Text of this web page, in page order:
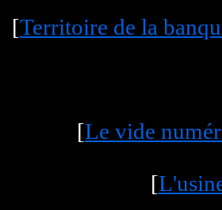
[Territoire de la
[Le vide
[